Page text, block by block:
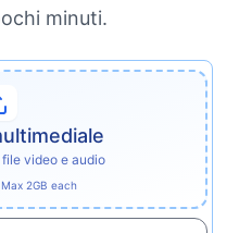
minuti.
video e audio
2GB each